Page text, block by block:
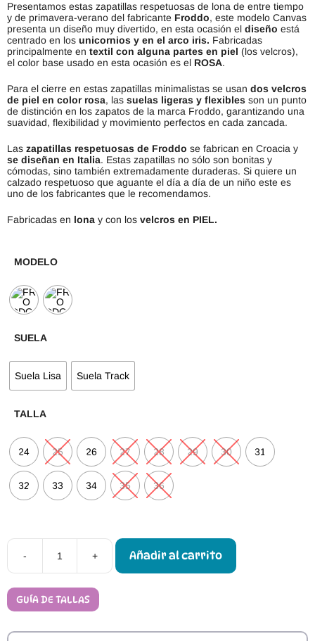
Presentamos estas zapatillas respetuosas de lona de entre tiempo
y de primavera-verano del fabricante Froddo, este modelo Canvas
presenta un diseño muy divertido, en esta ocasión el diseño está
centrado en los unicornios y en el arco iris. Fabricadas
principalmente en textil con alguna partes en piel (los velcros),
el color base usado en esta ocasión es el ROSA.
Para el cierre en estas zapatillas minimalistas se usan dos velcros
de piel en color rosa, las suelas ligeras y flexibles son un punto
de distinción en los zapatos de la marca Froddo, garantizando una
suavidad, flexibilidad y movimiento perfectos en cada zancada.
Las zapatillas respetuosas de Froddo se fabrican en Croacia y
se diseñan en Italia. Estas zapatillas no sólo son bonitas y
cómodas, sino también extremadamente duraderas. Si quiere un
calzado respetuoso que aguante el día a día de un niño este es
uno de los fabricantes que le recomendamos.
Fabricadas en lona y con los velcros en PIEL.
MODELO
SUELA
Suela Lisa Suela Track
TALLA
24 25 26 27 28 29 30 31
32 33 34 35 36
-
Zapatillas
Respetuosas
+ Añadir al carrito
GUÍA DE TALLAS